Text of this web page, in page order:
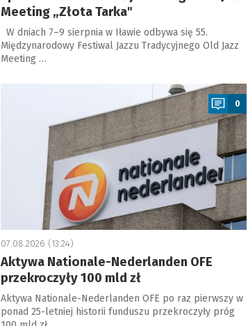
Meeting „Złota Tarka"
W dniach 7–9 sierpnia w Iławie odbywa się 55.
Międzynarodowy Festiwal Jazzu Tradycyjnego Old Jazz
Meeting …
0
07.08.2026 (13:24)
Aktywa Nationale-Nederlanden OFE
przekroczyły 100 mld zł
Aktywa Nationale-Nederlanden OFE po raz pierwszy w
ponad 25-letniej historii funduszu przekroczyły próg